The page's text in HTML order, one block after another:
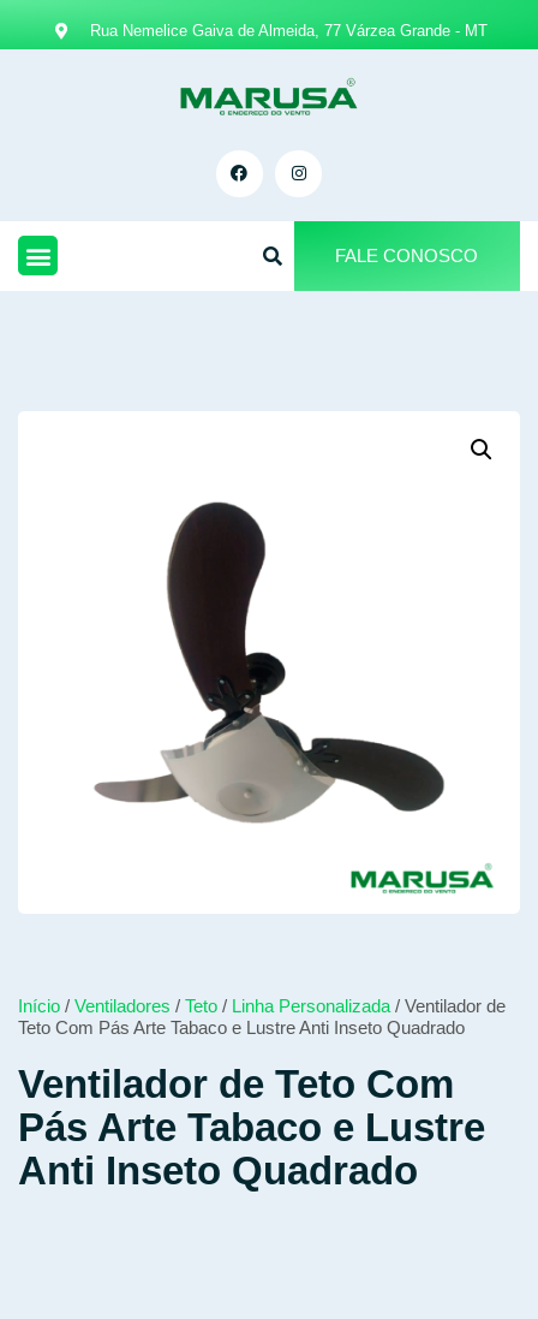
Rua Nemelice Gaiva de Almeida, 77 Várzea Grande - MT
FALE CONOSCO
Início / Ventiladores / Teto / Linha Personalizada / Ventilador de
Teto Com Pás Arte Tabaco e Lustre Anti Inseto Quadrado
Ventilador de Teto Com
Pás Arte Tabaco e Lustre
Anti Inseto Quadrado